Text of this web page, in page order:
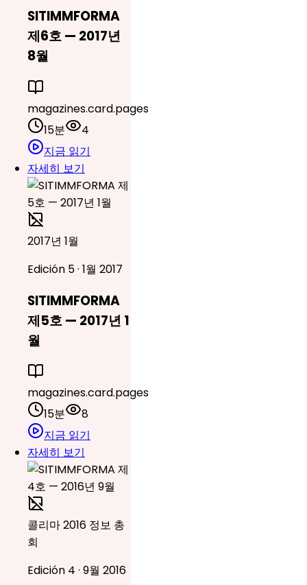
SITIMMFORMA
제6호 — 2017년
8월
magazines.card.pages
15분
4
지금 읽기
자세히 보기
2017년 1월
Edición 5 · 1월 2017
SITIMMFORMA
제5호 — 2017년 1
월
magazines.card.pages
15분
8
지금 읽기
자세히 보기
콜리마 2016 정보 총
회
Edición 4 · 9월 2016